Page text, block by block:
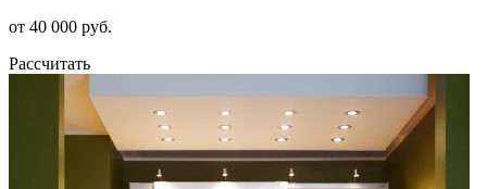
от 40 000 руб.
Рассчитать